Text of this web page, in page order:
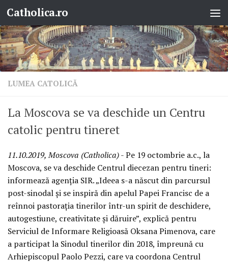
Skip to content
Catholica.ro
LUMEA CATOLICĂ
La Moscova se va deschide un Centru
catolic pentru tineret
11.10.2019, Moscova (Catholica)- Pe 19 octombrie a.c., la
Moscova, se va deschide Centrul diecezan pentru tineri:
informează agenția SIR. „Ideea s-a născut din parcursul
post-sinodal și se inspiră din apelul Papei Francisc de a
reînnoi pastorația tinerilor într-un spirit de deschidere,
autogestiune, creativitate și dăruire”, explică pentru
Serviciul de Informare Religioasă Oksana Pimenova, care
a participat la Sinodul tinerilor din 2018, împreună cu
Arhiepiscopul Paolo Pezzi, care va coordona Centrul